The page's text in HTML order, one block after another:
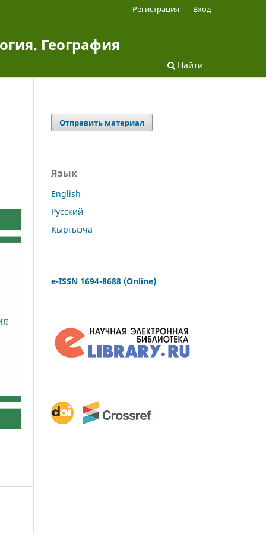
География
Найти
Регистрация Вход
Отправить материал
Язык
English
Русский
Кыргызча
e-ISSN 1694-8688 (Online)